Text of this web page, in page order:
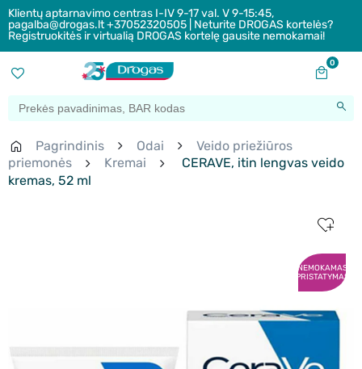
Klientų aptarnavimo centras I-IV 9-17 val. V 9-15:45,
pagalba@drogas.lt +37052320505 | Neturite DROGAS kortelės?
Registruokitės ir virtualią DROGAS kortelę gausite nemokamai!
0
Pagrindinis Odai
Veido priežiūros
priemonės
Kremai
CERAVE, itin lengvas veido
kremas, 52 ml
NEMOKAMAS
PRISTATYMAS